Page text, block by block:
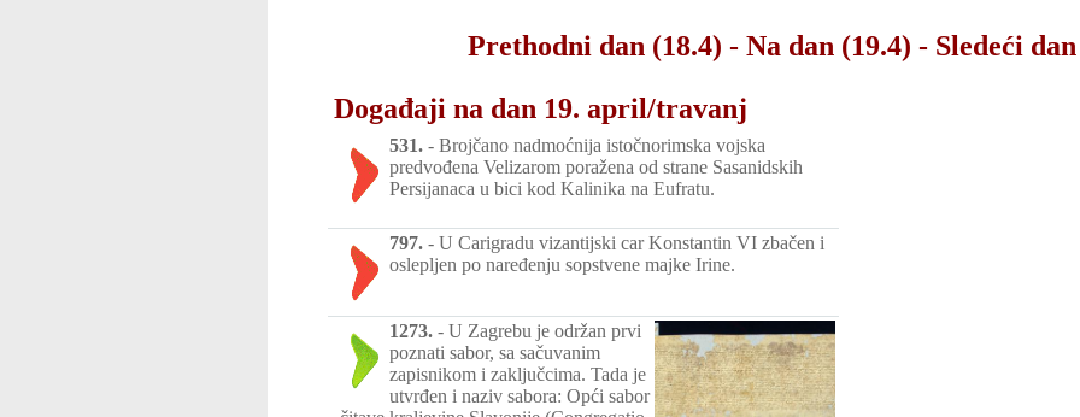
Prethodni dan (18.4) - Na dan (19.4) - Sledeći
Događaji na dan 19. april/travanj
531. - Brojčano nadmoćnija istočnorimska vojska
predvođena Velizarom poražena od strane Sasanidskih
Persijanaca u bici kod Kalinika na Eufratu.
797. - U Carigradu vizantijski car Konstantin VI zbačen i
oslepljen po naređenju sopstvene majke Irine.
1273. - U Zagrebu je održan prvi
poznati sabor, sa sačuvanim
zapisnikom i zaključcima. Tada je
utvrđen i naziv sabora: Opći sabor